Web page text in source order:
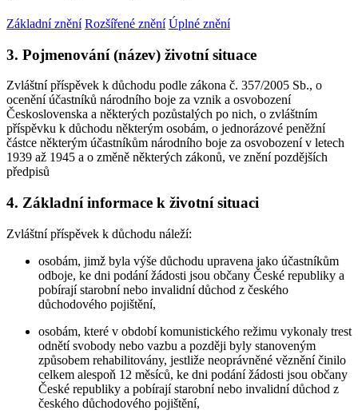
Základní znění Rozšířené znění Úplné znění
3. Pojmenování (název) životní situace
Zvláštní příspěvek k důchodu podle zákona č. 357/2005 Sb., o
ocenění účastníků národního boje za vznik a osvobození
Československa a některých pozůstalých po nich, o zvláštním
příspěvku k důchodu některým osobám, o jednorázové peněžní
částce některým účastníkům národního boje za osvobození v letech
1939 až 1945 a o změně některých zákonů, ve znění pozdějších
předpisů
4. Základní informace k životní situaci
Zvláštní příspěvek k důchodu náleží:
osobám, jimž byla výše důchodu upravena jako účastníkům
odboje, ke dni podání žádosti jsou občany České republiky a
pobírají starobní nebo invalidní důchod z českého
důchodového pojištění,
osobám, které v období komunistického režimu vykonaly trest
odnětí svobody nebo vazbu a později byly stanoveným
způsobem rehabilitovány, jestliže neoprávněné věznění činilo
celkem alespoň 12 měsíců, ke dni podání žádosti jsou občany
České republiky a pobírají starobní nebo invalidní důchod z
českého důchodového pojištění,